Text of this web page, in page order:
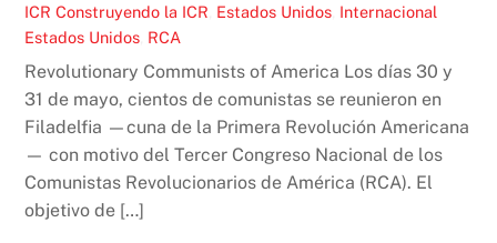
ICR Construyendo la ICR Estados Unidos Internacional
Estados Unidos RCA
Revolutionary Communists of America Los días 30 y
31 de mayo, cientos de comunistas se reunieron en
Filadelfia —cuna de la Primera Revolución Americana
— con motivo del Tercer Congreso Nacional de los
Comunistas Revolucionarios de América (RCA). El
objetivo de […]